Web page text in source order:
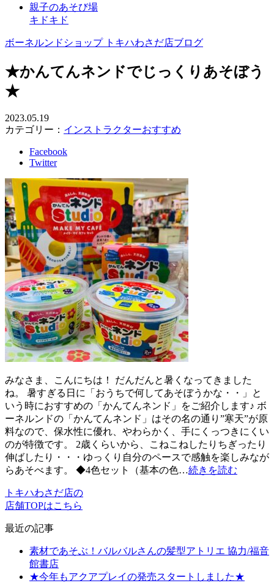
親子のあそび場
キドキド
ボーネルンドショップ トキハわさだ店ブログ
★かんてんネンドでじっくりあそぼう
★
2023.05.19
カテゴリー： インストラクターおすすめ
Facebook
Twitter
みなさま、こんにちは！ だんだんと暑くなってきました
ね。 暑すぎる日に「おうちで何してあそぼうかな・・」と
いう時におすすめの「かんてんネンド」をご紹介します♪ ボ
ーネルンドの「かんてんネンド」はその名の通り”寒天”が原
料なので、保水性に優れ、やわらかく、手にくっつきにくい
のが特徴です。 2歳くらいから、こねこねしたりちぎったり
伸ばしたり・・・ゆっくり自分のペースで感触を楽しみなが
らあそべます。 ◆4色セット（基本の色…続きを読む
トキハわさだ店の
店舗TOPはこちら
最近の記事
素材であそぶ！バルバルさんの髪型アトリエ 協力/福音
館書店
★今年もアクアプレイの発売スタートしました★